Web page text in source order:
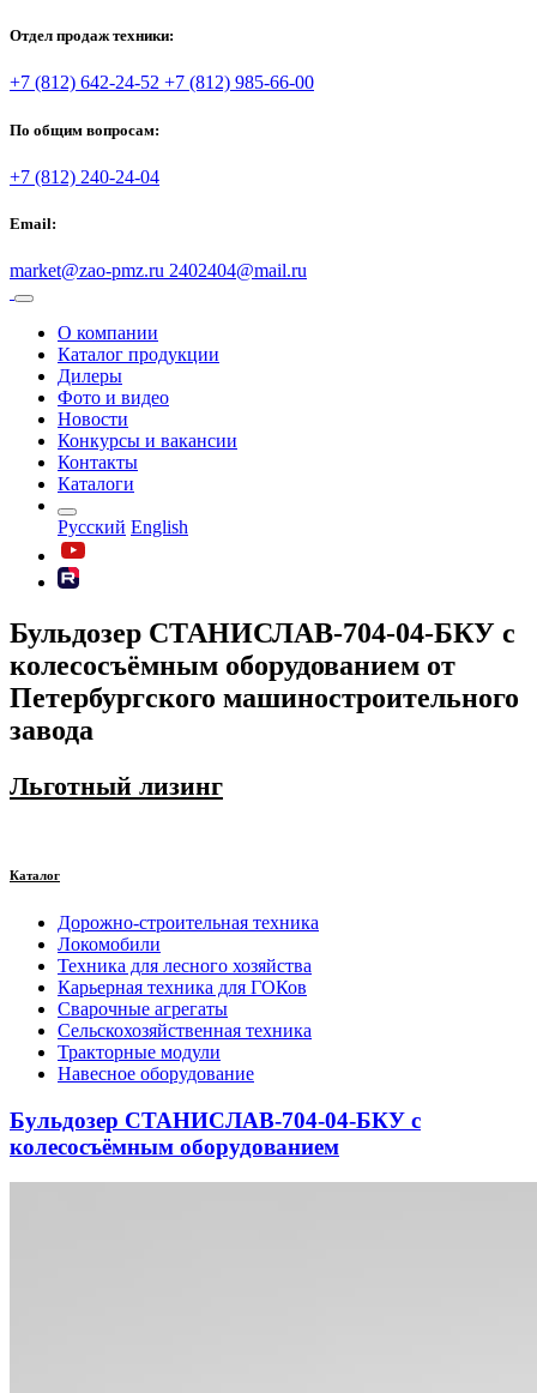
Отдел продаж техники:
+7 (812) 642-24-52 +7 (812) 985-66-00
По общим вопросам:
+7 (812) 240-24-04
Email:
market@zao-pmz.ru 2402404@mail.ru
О компании
Каталог продукции
Дилеры
Фото и видео
Новости
Конкурсы и вакансии
Контакты
Каталоги
Русский English
Бульдозер СТАНИСЛАВ-704-04-БКУ с
колесосъёмным оборудованием от
Петербургского машиностроительного
завода
Льготный лизинг
Каталог
Дорожно-строительная техника
Локомобили
Техника для лесного хозяйства
Карьерная техника для ГОКов
Сварочные агрегаты
Сельскохозяйственная техника
Тракторные модули
Навесное оборудование
Бульдозер СТАНИСЛАВ-704-04-БКУ с
колесосъёмным оборудованием